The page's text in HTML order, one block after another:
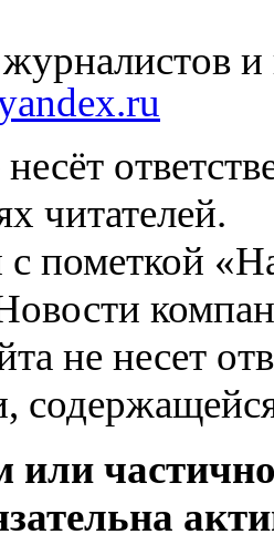
и
читателей.
пометкой
не несет